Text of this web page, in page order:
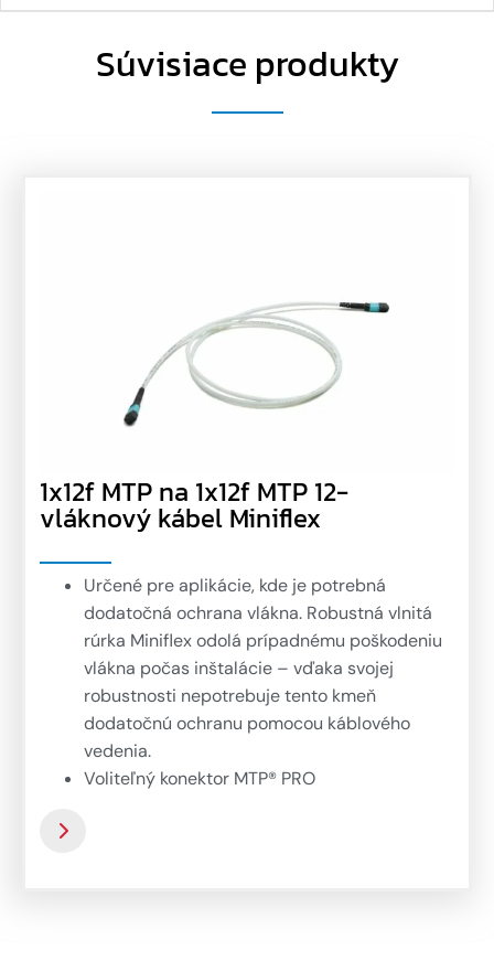
Súvisiace produkty
1x12f MTP na 1x12f MTP 12-
vláknový kábel Miniflex
Určené pre aplikácie, kde je potrebná
dodatočná ochrana vlákna. Robustná vlnitá
rúrka Miniflex odolá prípadnému poškodeniu
vlákna počas inštalácie – vďaka svojej
robustnosti nepotrebuje tento kmeň
dodatočnú ochranu pomocou káblového
vedenia.
Voliteľný konektor MTP® PRO